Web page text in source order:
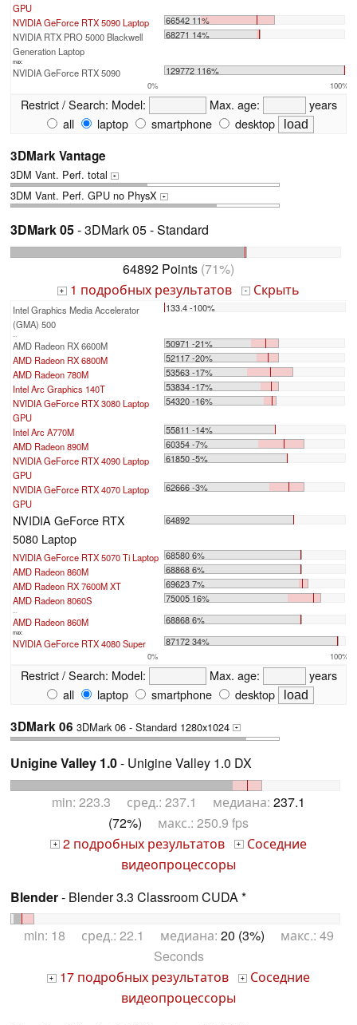
GPU
NVIDIA GeForce RTX 5090 Laptop
66542 11%
NVIDIA RTX PRO 5000 Blackwell
Generation Laptop
68271 14%
max:
NVIDIA GeForce RTX 5090 129772 116%
0% 100%
Restrict / Search: Model: Max. age:
years
all
laptop smartphone desktop
3DMark Vantage
3DM Vant. Perf. total +
3DM Vant. Perf. GPU no PhysX +
3DMark 05- 3DMark 05 - Standard
64892 Points (71%)
+ 1 подробных результатов - Скрыть
Intel Graphics Media Accelerator
(GMA) 500
133.4 -100%
AMD Radeon RX 6600M
50971 -21%
AMD Radeon RX 6800M
52117 -20%
AMD Radeon 780M
53563 -17%
Intel Arc Graphics 140T
53834 -17%
NVIDIA GeForce RTX 3080 Laptop
GPU
54320 -16%
Intel Arc A770M
55811 -14%
AMD Radeon 890M
60354 -7%
NVIDIA GeForce RTX 4090 Laptop
GPU
61850 -5%
NVIDIA GeForce RTX 4070 Laptop
GPU
62666 -3%
NVIDIA GeForce RTX
5080 Laptop
64892
NVIDIA GeForce RTX 5070 Ti Laptop 68580 6%
AMD Radeon 860M
68868 6%
AMD Radeon RX 7600M XT
69623 7%
AMD Radeon 8060S
75005 16%
AMD Radeon 860M 68868 6%
max:
NVIDIA GeForce RTX 4080 Super 87172 34%
0% 100%
Restrict / Search: Model: Max. age:
years
all
laptop smartphone desktop
3DMark 06 3DMark 06 - Standard 1280x1024 +
Unigine Valley 1.0- Unigine Valley 1.0 DX
min: 223.3 сред.: 237.1 медиана: 237.1
(72%) макс.: 250.9 fps
+ 2 подробных результатов + Соседние
видеопроцессоры
Blender- Blender 3.3 Classroom CUDA *
min: 18 сред.: 22.1 медиана: 20 (3%) макс.: 49
Seconds
+ 17 подробных результатов +
Соседние
видеопроцессоры